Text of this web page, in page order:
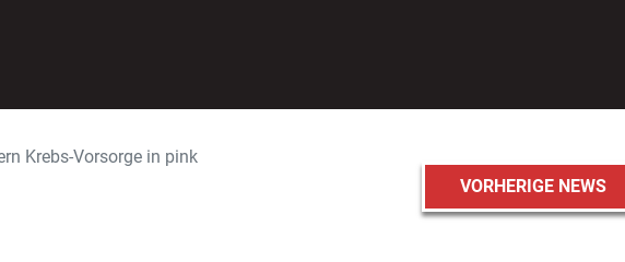
Krebs-Vorsorge in pink
VORHERIGE NEWS